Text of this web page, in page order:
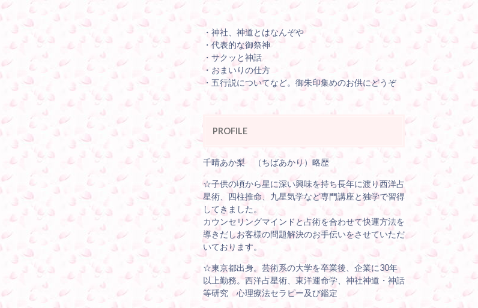
・神社、神道とはなんぞや
・代表的な御祭神
・サクッと神話
・おまいりの仕方
・五行説についてなど。御朱印集めのお供にどうぞ
PROFILE
千晴あか梨 （ちばあかり）略歴
☆子供の頃から星に深い興味を持ち長年に渡り西洋占
星術、四柱推命、九星気学など専門講座と独学で習得
してきました。
カウンセリングマインドと占術を合わせて快運方法を
導きだしお客様の問題解決のお手伝いをさせていただ
いております。
☆東京都出身。芸術系の大学を卒業後、企業に30年
以上勤務。西洋占星術、東洋運命学、神社神道・神話
等研究 心理療法セラピー及び鑑定